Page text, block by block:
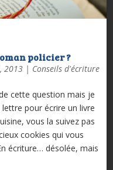
policier ?
2013| Conseils d'écriture
cette question mais je
pour écrire un livre
vous la suivez pas
cookies qui vous
écriture… désolée, mais